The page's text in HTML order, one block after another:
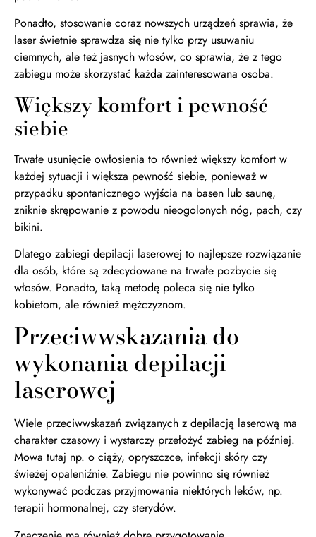
Ponadto, stosowanie coraz nowszych urządzeń sprawia, że
laser świetnie sprawdza się nie tylko przy usuwaniu
ciemnych, ale też jasnych włosów, co sprawia, że z tego
zabiegu może skorzystać każda zainteresowana osoba.
Większy komfort i pewność
siebie
Trwałe usunięcie owłosienia to również większy komfort w
każdej sytuacji i większa pewność siebie, ponieważ w
przypadku spontanicznego wyjścia na basen lub saunę,
zniknie skrępowanie z powodu nieogolonych nóg, pach, czy
bikini.
Dlatego zabiegi depilacji laserowej to najlepsze rozwiązanie
dla osób, które są zdecydowane na trwałe pozbycie się
włosów. Ponadto, taką metodę poleca się nie tylko
kobietom, ale również mężczyznom.
Przeciwwskazania do
wykonania depilacji
laserowej
Wiele przeciwwskazań związanych z depilacją laserową ma
charakter czasowy i wystarczy przełożyć zabieg na później.
Mowa tutaj np. o ciąży, opryszczce, infekcji skóry czy
świeżej opaleniźnie. Zabiegu nie powinno się również
wykonywać podczas przyjmowania niektórych leków, np.
terapii hormonalnej, czy sterydów.